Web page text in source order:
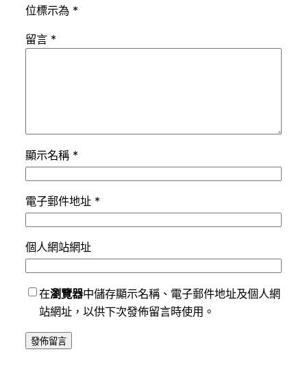
位標示為 *
留言 *
顯示名稱 *
電子郵件地址 *
個人網站網址
在瀏覽器中儲存顯示名稱、電子郵件地址及個人網
站網址，以供下次發佈留言時使用。